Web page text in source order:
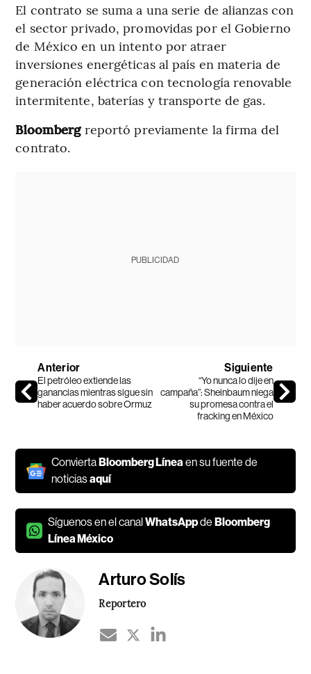
El contrato se suma a una serie de alianzas con
el sector privado, promovidas por el Gobierno
de México en un intento por atraer
inversiones energéticas al país en materia de
generación eléctrica con tecnología renovable
intermitente, baterías y transporte de gas.
Bloombergreportó previamente la firma del
contrato.
PUBLICIDAD
Anterior
El petróleo extiende las
ganancias mientras sigue sin
haber acuerdo sobre Ormuz
Siguiente
“Yo nunca lo dije en
campaña”: Sheinbaum niega
su promesa contra el
fracking en México
Convierta Bloomberg Líneaen su fuente de
noticiasaquí
Síguenos en el canalWhatsAppde Bloomberg
Línea México
Arturo Solís
Reportero